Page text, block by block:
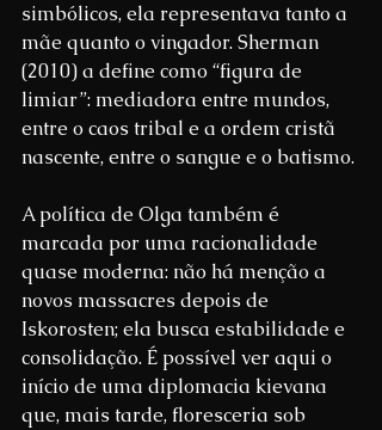
simbólicos, ela representava tanto a
mãe quanto o vingador. Sherman
(2010) a define como “figura de
limiar”: mediadora entre mundos,
entre o caos tribal e a ordem cristã
nascente, entre o sangue e o batismo.
A política de Olga também é
marcada por uma racionalidade
quase moderna: não há menção a
novos massacres depois de
Iskorosten; ela busca estabilidade e
consolidação. É possível ver aqui o
início de uma diplomacia kievana
que, mais tarde, floresceria sob